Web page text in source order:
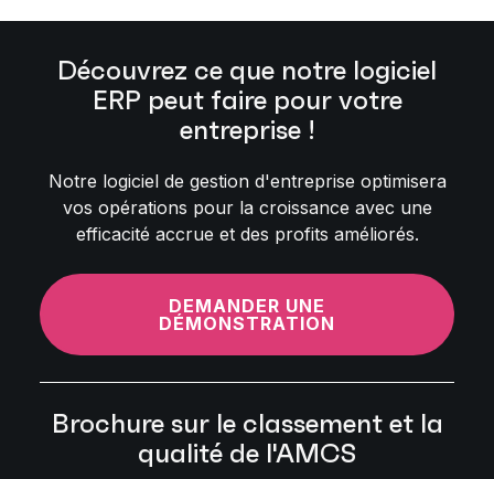
Découvrez ce que notre logiciel
ERP peut faire pour votre
entreprise !
Notre logiciel de gestion d'entreprise optimisera
vos opérations pour la croissance avec une
efficacité accrue et des profits améliorés.
DEMANDER UNE
DÉMONSTRATION
Brochure sur le classement et la
qualité de l'AMCS